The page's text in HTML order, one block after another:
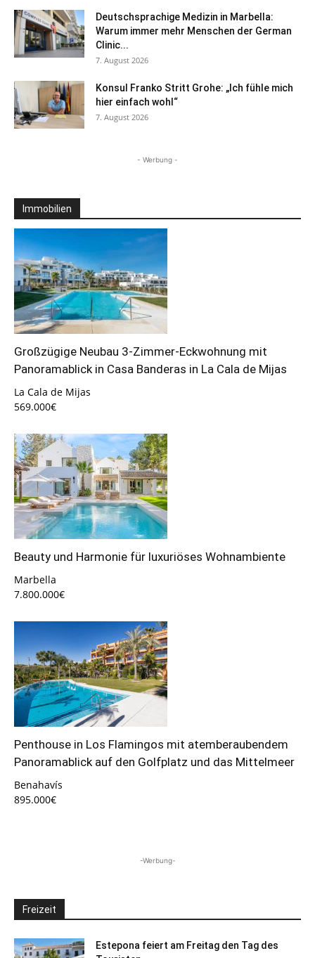
Deutschsprachige Medizin in Marbella:
Warum immer mehr Menschen der German
Clinic...
7. August 2026
Konsul Franko Stritt Grohe: „Ich fühle mich
hier einfach wohl“
7. August 2026
- Werbung -
Immobilien
Großzügige Neubau 3-Zimmer-Eckwohnung mit
Panoramablick in Casa Banderas in La Cala de Mijas
La Cala de Mijas
569.000€
Beauty und Harmonie für luxuriöses Wohnambiente
Marbella
7.800.000€
Penthouse in Los Flamingos mit atemberaubendem
Panoramablick auf den Golfplatz und das Mittelmeer
Benahavís
895.000€
-Werbung-
Freizeit
Estepona feiert am Freitag den Tag des